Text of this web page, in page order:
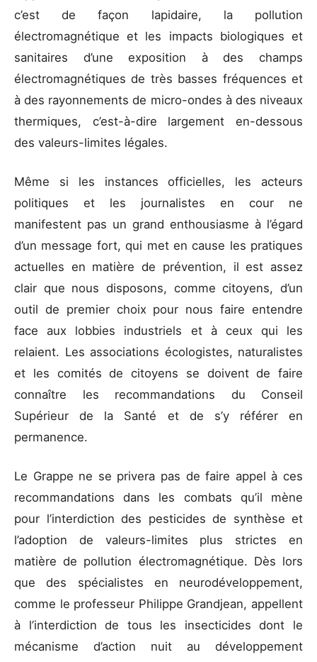
c’est de façon lapidaire, la pollution
électromagnétique et les impacts biologiques et
sanitaires d’une exposition à des champs
électromagnétiques de très basses fréquences et
à des rayonnements de micro-ondes à des niveaux
thermiques, c’est-à-dire largement en-dessous
des valeurs-limites légales.
Même si les instances officielles, les acteurs
politiques et les journalistes en cour ne
manifestent pas un grand enthousiasme à l’égard
d’un message fort, qui met en cause les pratiques
actuelles en matière de prévention, il est assez
clair que nous disposons, comme citoyens, d’un
outil de premier choix pour nous faire entendre
face aux lobbies industriels et à ceux qui les
relaient. Les associations écologistes, naturalistes
et les comités de citoyens se doivent de faire
connaître les recommandations du Conseil
Supérieur de la Santé et de s’y référer en
permanence.
Le Grappe ne se privera pas de faire appel à ces
recommandations dans les combats qu’il mène
pour l’interdiction des pesticides de synthèse et
l’adoption de valeurs-limites plus strictes en
matière de pollution électromagnétique. Dès lors
que des spécialistes en neurodéveloppement,
comme le professeur Philippe Grandjean, appellent
à l’interdiction de tous les insecticides dont le
mécanisme d’action nuit au développement